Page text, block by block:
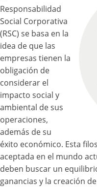
Responsabilidad
Social Corporativa
(RSC) se basa en la
idea de que las
empresas tienen la
obligación de
considerar el
impacto social y
ambiental de sus
operaciones,
además de su
éxito económico. Esta
aceptada en el mundo
deben buscar un
ganancias y la creación